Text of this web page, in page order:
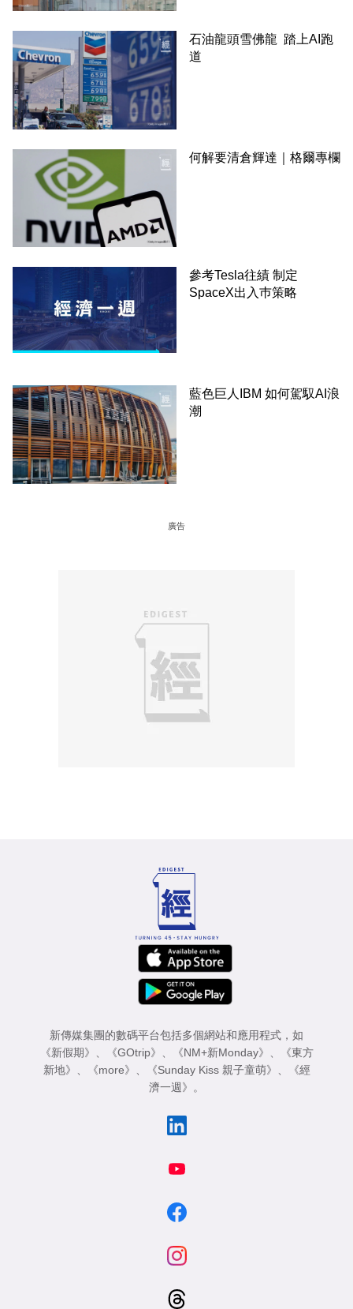
石油龍頭雪佛龍 踏上AI跑
道
何解要清倉輝達｜格爾專欄
參考Tesla往績 制定
SpaceX出入巿策略
藍色巨人IBM 如何駕馭AI浪
潮
廣告
新傳媒集團的數碼平台包括多個網站和應用程式，如
《新假期》
《GOtrip》 《NM+新Monday》
《東方
新地》
《more》 《Sunday Kiss 親子童萌》
《經
濟一週》
。